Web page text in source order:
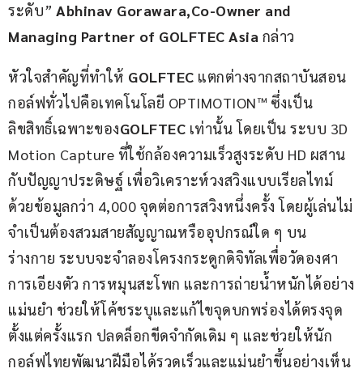
ระดับ” Abhinav Gorawara,Co-Owner and
Managing Partner of GOLFTEC Asia กล่าว
หัวใจสำคัญที่ทำให้ GOLFTEC แตกต่างจากสถาบันสอน
กอล์ฟทั่วไปคือเทคโนโลยี OPTIMOTION™ ซึ่งเป็น
ลิขสิทธิ์เฉพาะของGOLFTEC เท่านั้น โดยเป็น ระบบ 3D
Motion Capture ที่ใช้กล้องความเร็วสูงระดับ HD ผสาน
กับปัญญาประดิษฐ์ เพื่อวิเคราะห์วงสวิงแบบเรียลไทม์
ด้วยข้อมูลกว่า 4,000 จุดต่อการสวิงหนึ่งครั้ง โดยผู้เล่นไม่
จำเป็นต้องสวมสายสัญญาณหรืออุปกรณ์ใด ๆ บน
ร่างกาย ระบบจะจำลองโครงกระดูกดิจิทัลเพื่อวัดองศา
การเอียงตัว การหมุนสะโพก และการถ่ายน้ำหนักได้อย่าง
แม่นยำ ช่วยให้โค้ชระบุและแก้ไขจุดบกพร่องได้ตรงจุด
ตั้งแต่ครั้งแรก ปลดล็อกขีดจำกัดเดิม ๆ และช่วยให้นัก
กอล์ฟไทยพัฒนาฝีมือได้รวดเร็วและแม่นยำขึ้นอย่างเห็น